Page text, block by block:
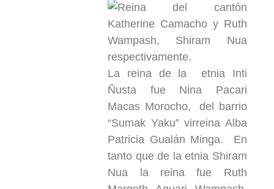
La reina de la etnia Inti
Ñusta fue Nina Pacari
Macas Morocho, del barrio
“Sumak Yaku” virreina Alba
Patricia Gualán Minga. En
tanto que de la etnia Shiram
Nua la reina fue Ruth